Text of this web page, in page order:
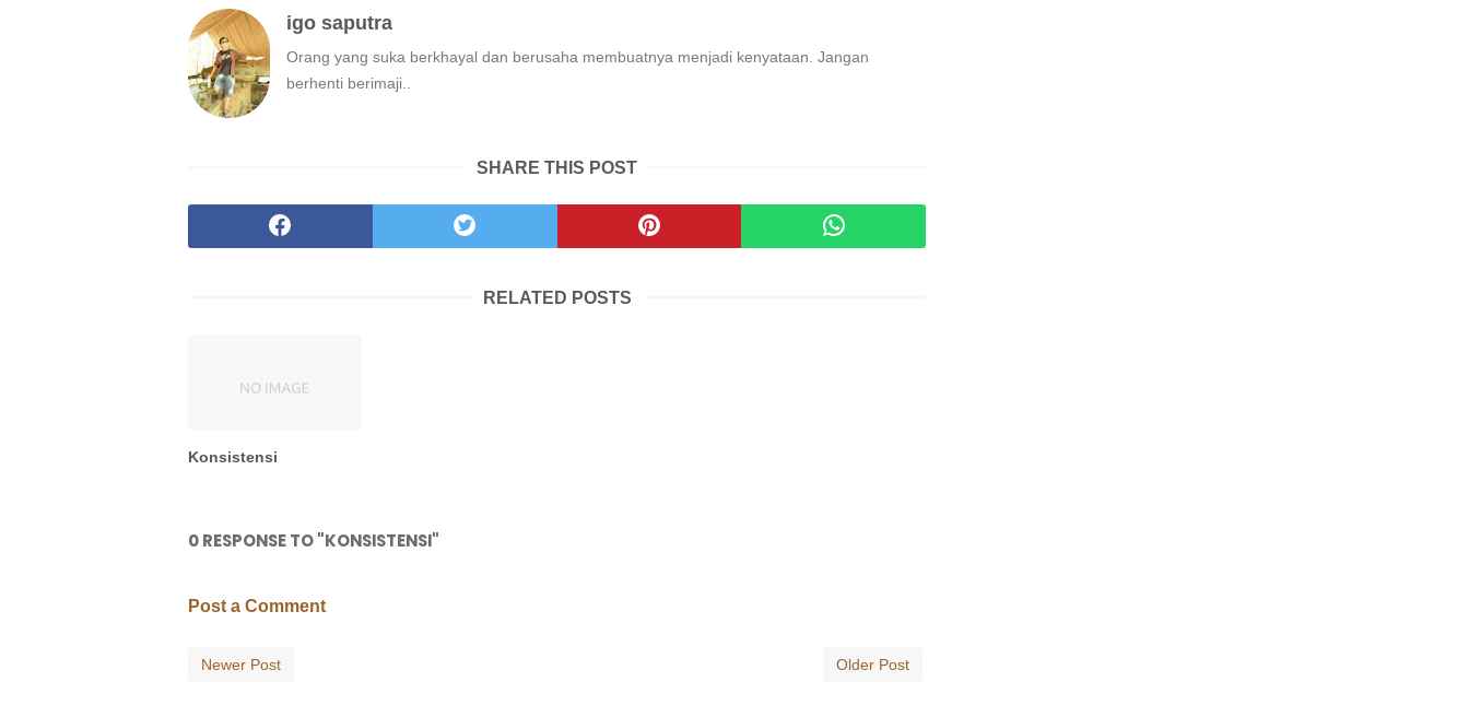
igo saputra
Orang yang suka berkhayal dan berusaha membuatnya menjadi kenyataan. Jangan
berhenti berimaji..
SHARE THIS POST
RELATED POSTS
Konsistensi
0 RESPONSE TO "KONSISTENSI"
Post a Comment
Newer Post Older Post